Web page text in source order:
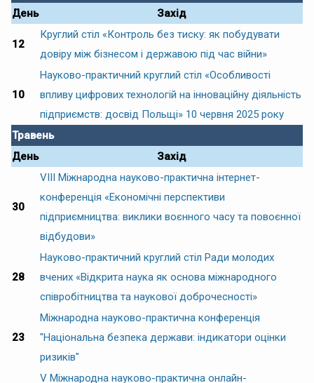
День
Захід
12
Круглий стіл «Контроль без тиску: як побудувати
довіру між бізнесом і державою під час війни»
10
Науково-практичний круглий стіл «Особливості
впливу цифрових технологій на інноваційну діяльність
підприємств: досвід Польщі» 10 червня 2025 року
Травень
День
Захід
30
VIII Міжнародна науково-практична інтернет-
конференція «Економічні перспективи
підприємництва: виклики воєнного часу та повоєнної
відбудови»
28
Науково-практичний круглий стіл Ради молодих
вчених «Відкрита наука як основа міжнародного
співробітництва та наукової доброчесності»
23
Міжнародна науково-практична конференція
"Національна безпека держави: індикатори оцінки
ризиків"
V Міжнародна науково-практична онлайн-